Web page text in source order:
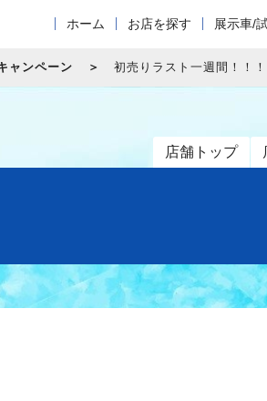
ホーム お店を探す 展示車/
ャンペーン 初売りラスト一週間！！！
店舗トップ